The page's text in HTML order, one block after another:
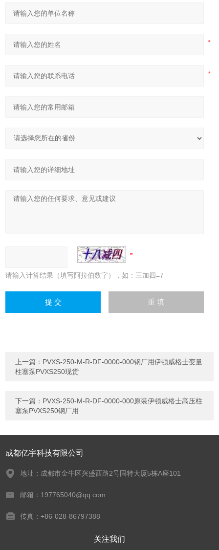
请输入计算结果（填写阿拉伯数字），如：三加四=7
上一篇： PVXS-250-M-R-DF-0000-000钢厂用伊顿威格士变量
柱塞泵PVXS250现货
下一篇： PVXS-250-M-R-DF-0000-000原装伊顿威格士高压柱
塞泵PVXS250钢厂用
成都亿宇科技有限公司
地址：成都市金牛区兴盛西路2号固特大厦5栋A座101
邮箱：197765040@qq.com
传真：+86-028-86797388
关注我们